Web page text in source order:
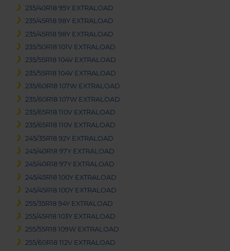
235/40R18 95Y EXTRALOAD
235/45R18 98Y EXTRALOAD
235/45R18 98Y EXTRALOAD
235/50R18 101V EXTRALOAD
235/55R18 104V EXTRALOAD
235/55R18 104V EXTRALOAD
235/60R18 107W EXTRALOAD
235/60R18 107W EXTRALOAD
235/65R18 110V EXTRALOAD
235/65R18 110V EXTRALOAD
245/35R18 92Y EXTRALOAD
245/40R18 97Y EXTRALOAD
245/40R18 97Y EXTRALOAD
245/45R18 100Y EXTRALOAD
245/45R18 100Y EXTRALOAD
255/35R18 94Y EXTRALOAD
255/45R18 103Y EXTRALOAD
255/55R18 109W EXTRALOAD
255/60R18 112V EXTRALOAD